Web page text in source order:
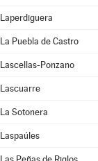
Laperdiguera
La Puebla de Castro
Lascellas-Ponzano
Lascuarre
La Sotonera
Laspaúles